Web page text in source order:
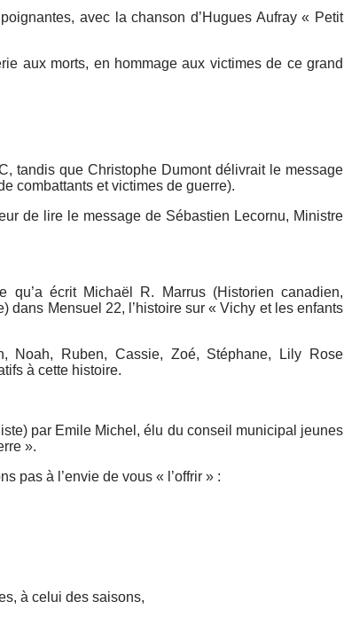
avec la chanson d’Hugues Aufray « Petit
aux morts, en hommage aux victimes de ce grand
tandis que Christophe Dumont délivrait le message
combattants et victimes de guerre).
de lire le message de Sébastien Lecornu, Ministre
qu’a écrit Michaël R. Marrus (Historien canadien,
dans Mensuel 22, l’histoire sur « Vichy et les enfants
Noah, Ruben, Cassie, Zoé, Stéphane, Lily Rose
à cette histoire.
par Emile Michel, élu du conseil municipal jeunes
».
pas à l’envie de vous « l’offrir » :
à celui des saisons,